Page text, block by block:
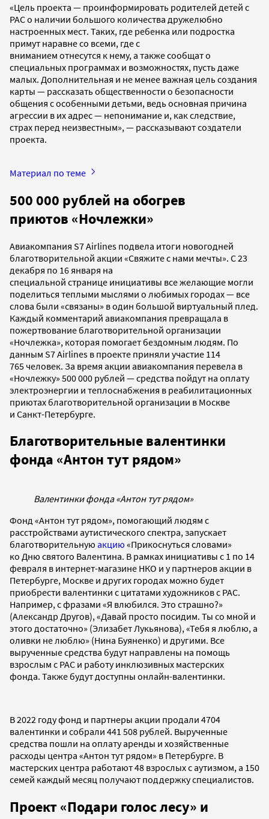
«Цель проекта — проинформировать родителей детей с
РАС о наличии большого количества дружелюбно
настроенных мест. Таких, где ребенка или подростка
примут наравне со всеми, где с
вниманием отнесутся к нему, а также сообщат о
специальных программах и возможностях, пусть даже
малых. Дополнительная и не менее важная цель создания
карты — рассказать общественности о безопасности
общения с особенными детьми, ведь основная причина
агрессии в их адрес — непонимание и, как следствие,
страх перед неизвестным», — рассказывают создатели
проекта.
Материал по теме
500 000 рублей на обогрев
приютов «Ночлежки»
Авиакомпания S7 Airlines подвела итоги новогодней
благотворительной акции «Свяжите с нами мечты». С 23
декабря по 16 января на
специальной странице инициативы все желающие могли
поделиться теплыми мыслями о любимых городах — все
слова были «связаны» в один большой виртуальный плед.
Каждый комментарий авиакомпания превращала в
пожертвование благотворительной организации
«Ночлежка», которая помогает бездомным людям. По
данным S7 Airlines в проекте приняли участие 114
765 человек. За время акции авиакомпания перевела в
«Ночлежку» 500 000 рублей — средства пойдут на оплату
электроэнергии и теплоснабжения в реабилитационных
приютах благотворительной организации в Москве
и Санкт-Петербурге.
Благотворительные валентинки
фонда «Антон тут рядом»
Валентинки фонда «Антон тут рядом»
Фонд «Антон тут рядом», помогающий людям с
расстройствами аутистического спектра, запускает
благотворительную акцию «Прикоснуться словами»
ко Дню святого Валентина. В рамках инициативы с 1 по 14
февраля в интернет-магазине НКО и у партнеров акции в
Петербурге, Москве и других городах можно будет
приобрести валентинки с цитатами художников с РАС.
Например, с фразами «Я влюбился. Это страшно?»
(Александр Другов), «Давай просто посидим. Ты со мной и
этого достаточно» (Элизабет Лукьянова), «Тебя я люблю, а
оливки не люблю» (Нина Буяненко) и другими. Все
вырученные средства будут направлены на помощь
взрослым с РАС и работу инклюзивных мастерских
фонда. Также будут доступны онлайн-валентинки.
В 2022 году фонд и партнеры акции продали 4704
валентинки и собрали 441 508 рублей. Вырученные
средства пошли на оплату аренды и хозяйственные
расходы центра «Антон тут рядом» в Петербурге. В
мастерских центра работают 48 взрослых с аутизмом, а 150
семей каждый месяц получают поддержку специалистов.
Проект «Подари голос лесу» и